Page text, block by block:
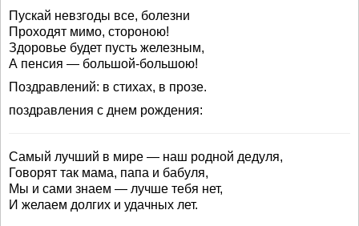
Пускай невзгоды все, болезни
Проходят мимо, стороною!
Здоровье будет пусть железным,
А пенсия — большой-большою!
Поздравлений: в стихах, в прозе.
поздравления с днем рождения:
Самый лучший в мире — наш родной дедуля,
Говорят так мама, папа и бабуля,
Мы и сами знаем — лучше тебя нет,
И желаем долгих и удачных лет.